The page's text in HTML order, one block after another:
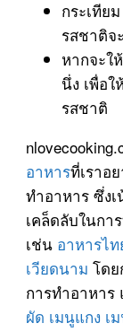
กระเทีย
รสชาติจ
หากจะใ
นึ่ง เพื่อใ
รสชาติ
อาหารที่เราอ
ทำอาหาร ซึ่ง
เคล็ดลับในกา
เช่น อาหารไท
เวียดนาม โด
การทำอาหาร
ผัด เมนูแกง เ